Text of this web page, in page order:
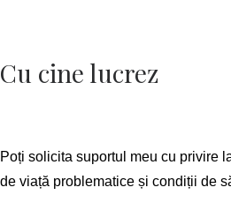
Cu cine lucrez
Poți solicita suportul meu cu privire
de viață problematice și condiții de